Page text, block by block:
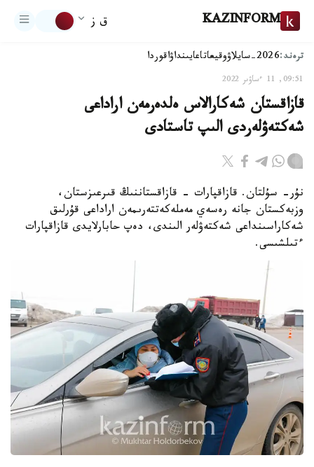
KAZINFORM ق ز
ترەند:2026-سايلاۋ وقيعاتاعايىنداۋاقوردا
09:51, 11 ءساۋىر 2022
قازاقستان شەكارالاس ەلدەرمەن اراداعى
شەكتەۋلەردى الىپ تاستادى
نۇر- سۇلتان. قازاقپارات - قازاقستاننىڭ قىرعىزستان،
وزبەكستان جانە رەسەي مەملەكەتتەرىمەن اراداعى قۇرلىق
شەكاراسىنداعى شەكتەۋلەر الىندى، دەپ حابارلايدى قازاقپارات
ءتىلشىسى.